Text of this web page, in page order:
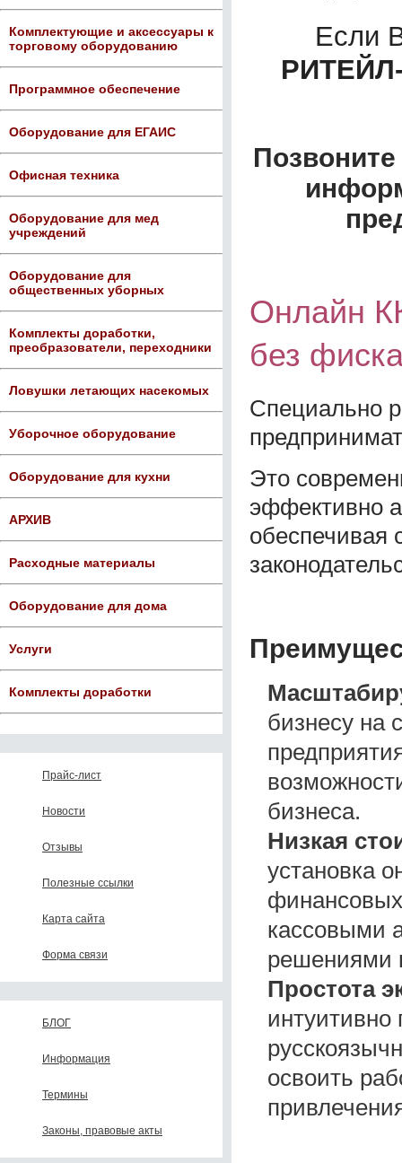
Комплектующие и аксессуары к
торговому оборудованию
Программное обеспечение
Оборудование для ЕГАИС
Офисная техника
Оборудование для мед
учреждений
Оборудование для
общественных уборных
Комплекты доработки,
преобразователи, переходники
Ловушки летающих насекомых
Уборочное оборудование
Оборудование для кухни
АРХИВ
Расходные материалы
Оборудование для дома
Услуги
Комплекты доработки
Прайс-лист
Новости
Отзывы
Полезные ссылки
Карта сайта
Форма связи
БЛОГ
Информация
Термины
Законы, правовые акты
Если
Онлайн
без
Специально
Это
эффективно
обеспечивая
бизнесу на
бизнеса.
Низкая
установка
кассовыми
решениями
Простота
освоить